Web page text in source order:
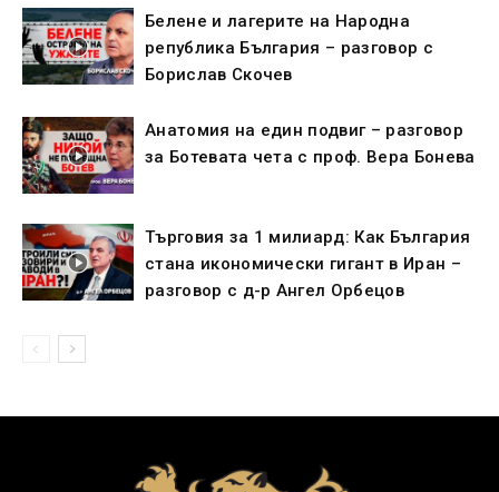
Белене и лагерите на Народна
република България – разговор с
Борислав Скочев
Анатомия на един подвиг – разговор
за Ботевата чета с проф. Вера Бонева
Търговия за 1 милиард: Как България
стана икономически гигант в Иран –
разговор с д-р Ангел Орбецов